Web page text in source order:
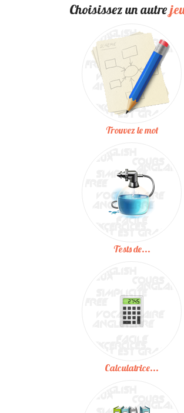
Choisissez un autre
Trouvez le mot
Tests de...
Calculatrice...